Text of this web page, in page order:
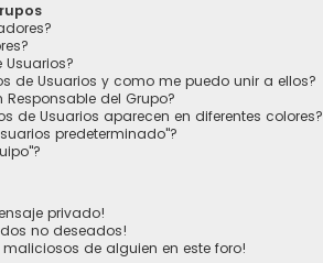
Usuarios?
de Usuarios y como me puedo unir a ellos?
del Grupo?
de Usuarios aparecen en diferentes colores?
predeterminado"?
privado!
no deseados!
de alguien en este foro!